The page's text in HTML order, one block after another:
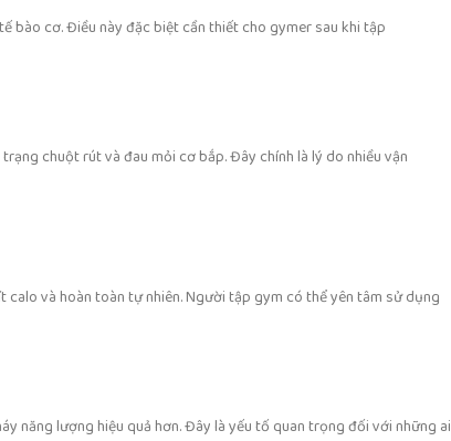
bào cơ. Điều này đặc biệt cần thiết cho gymer sau khi tập
chuột rút và đau mỏi cơ bắp. Đây chính là lý do nhiều vận
và hoàn toàn tự nhiên. Người tập gym có thể yên tâm sử dụng
năng lượng hiệu quả hơn. Đây là yếu tố quan trọng đối với những ai